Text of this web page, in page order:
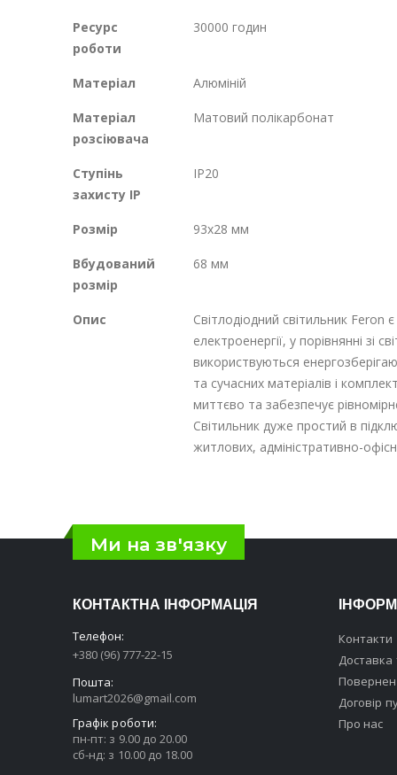
Ресурс
роботи
30000 годин
Матеріал Алюміній
Матеріал
розсіювача
Матовий полікарбонат
Ступінь
захисту IP
IP20
Розмір 93x28 мм
Вбудований
розмір
68 мм
Опис
Світлодіодний світильник Feron
електроенергії, у порівнянні
використвуються
та сучасних матеріалів і
миттєво та забезпечує
Світильник дуже простий в
житлових, адміністративно-
Ми на зв'язку
КОНТАКТНА ІНФОРМАЦІЯ
Телефон:
+380 (96) 777-22-15
Пошта:
lumart2026@gmail.com
Графік роботи:
пн-пт: з 9.00 до 20.00
сб-нд: з 10.00 до 18.00
Контакти
Доставка
Договір
Про нас